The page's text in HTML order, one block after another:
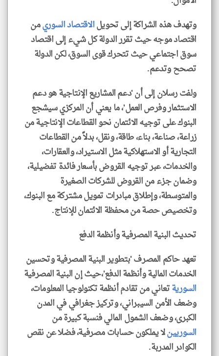
وتهدف هذه الشراكة إلى تحويلالاقتصاد السوريمن
اقتصاد موجه حيث تقرر الدولة كل شيء إلى اقتصاد
سوق اجتماعي حيث تتحرك قوى السوق، لكن الدولة
تصحح وتدعم.
ولفت رسلان إلى أن 'دعم المشاريع الإنتاجية هو دعم
الاستثمار وفرص العمل'، ما يعني أن المركزي سيشجع
البنوك على توجيه الائتمان نحو القطاعات الإنتاجية من
زراعة، صناعة، بناء، طاقة، ونقل، بدلاً من القطاعات
التجارية أو الاستهلاكية مثل الاستيراد، والعقارات،
والخدمات، عبر توجيه القروض بأسعار فائدة تفضيلية،
وضمان جزء من القروض للشركات الصغيرة
والمتوسطة، وإطلاق مبادرات تمويل مشتركة مع البنوك،
وتخصيص حصة من محفظة الائتمان للإنتاج.
تحديث البنية المصرفية وأنظمة الدفع
تعهد حاكم المصرف 'بتطوير البنية المصرفية وتحسين
الخدمات المالية وأنظمة الدفع'،حيث إن البنية المصرفية
السوريةتعاني من تقادم أنظمة تكنولوجيا المعلومات،
وضعف الأمن السيبراني، وتركيز جغرافي في المدن
الكبرى، وضعف الشمول المالي فنسبة كبيرة من
السوريينلا يملكون حسابات مصرفية، فضلا عن نقص
الكوادر المدربة.